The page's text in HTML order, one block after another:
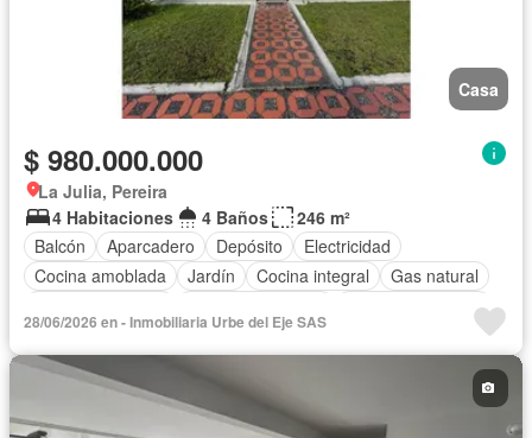
Casa
$ 980.000.000
La Julia, Pereira
4 Habitaciones
4 Baños
246 m²
Balcón
Aparcadero Depósito
Electricidad
Cocina amoblada
Jardín Cocina integral
Gas natural
Cuarto de servicio
Agua
28/06/2026 en - Inmobiliaria Urbe del Eje SAS